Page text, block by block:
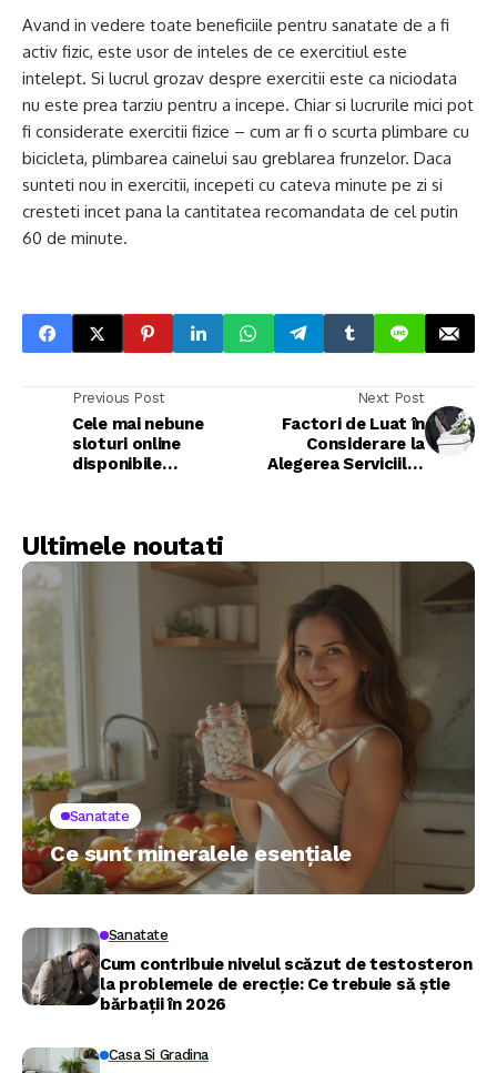
Avand in vedere toate beneficiile pentru sanatate de a fi
activ fizic, este usor de inteles de ce exercitiul este
intelept. Si lucrul grozav despre exercitii este ca niciodata
nu este prea tarziu pentru a incepe. Chiar si lucrurile mici pot
fi considerate exercitii fizice – cum ar fi o scurta plimbare cu
bicicleta, plimbarea cainelui sau greblarea frunzelor. Daca
sunteti nou in exercitii, incepeti cu cateva minute pe zi si
cresteti incet pana la cantitatea recomandata de cel putin
60 de minute.
Previous Post
Cele mai nebune
sloturi online
disponibile
Next Post
Factori de Luat în
Considerare la
Alegerea Serviciilor
Ultimele noutati
Sanatate
Ce sunt mineralele esențiale
Sanatate
Cum contribuie nivelul scăzut de testosteron
la problemele de erecție: Ce trebuie să știe
bărbații în 2026
Casa Si Gradina